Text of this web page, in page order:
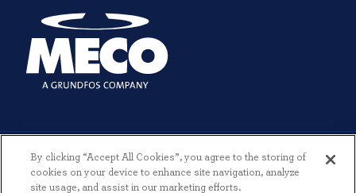
By clicking “Accept All Cookies”, you agree to the storing of
cookies on your device to enhance site navigation, analyze
site usage, and assist in our marketing efforts.